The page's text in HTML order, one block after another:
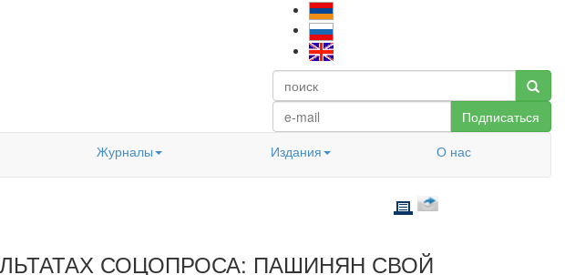
Подписаться
Журналы Издания О нас
СОЦОПРОСА: ПАШИНЯН СВОЙ